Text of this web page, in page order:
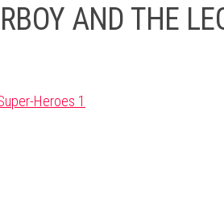
AND THE